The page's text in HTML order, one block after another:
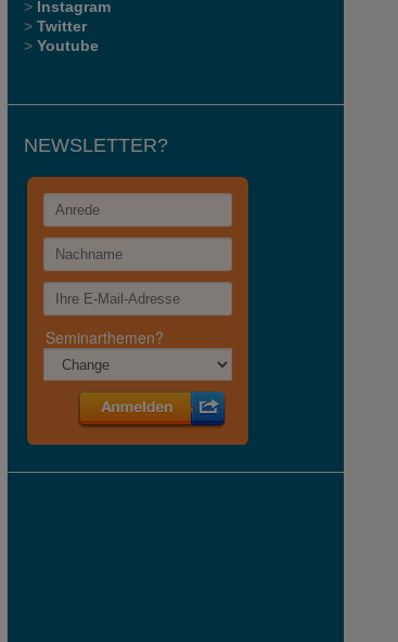
> Instagram
> Twitter
> Youtube
NEWSLETTER?